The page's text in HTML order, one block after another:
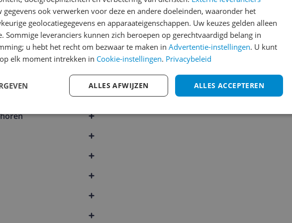
4
3
2
1
Vraag 1 van 4
gegevens ook verwerken voor deze en andere doeleinden, waaronder het
geolocatiegegevens en apparaateigenschappen. Uw keuzes gelden alleen
Sommige leveranciers kunnen zich beroepen op gerechtvaardigd belang in
u hebt het recht om bezwaar te maken in Advertentie-instellingen. U kunt
elk moment intrekken in Cookie-instellingen. Privacybeleid
ALLES ACCEPTEREN
ALLES AFWIJZEN